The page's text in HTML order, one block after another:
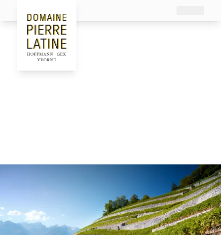
Le Clos du Crosex Grillé
Vous pouvez nous écrire à l’adresse suivante:
INFO@PIERRE-LATINE.CH
NOUS NOUS FERONS UN PLAISIR DE VOUS RÉPONDRE DANS LES